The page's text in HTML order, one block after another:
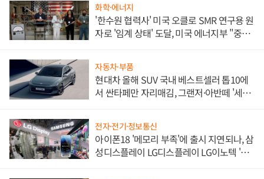
화학·에너지
'한수원 협력사' 미국 오클로 SMR 연구용 원
자로 '임계 상태' 도달, 미국 에너지부 "중요
자동차·부품
현대차 올해 SUV 국내 베스트셀러 톱10에
서 싼타페만 자리매김, 그랜저·아반떼 '세단
전자·전기·정보통신
아이폰18 '메모리 부족'에 출시 지연되나, 삼
성디스플레이 LG디스플레이 LG이노텍 '탈